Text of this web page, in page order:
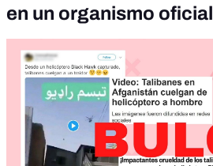
en un organismo oficial